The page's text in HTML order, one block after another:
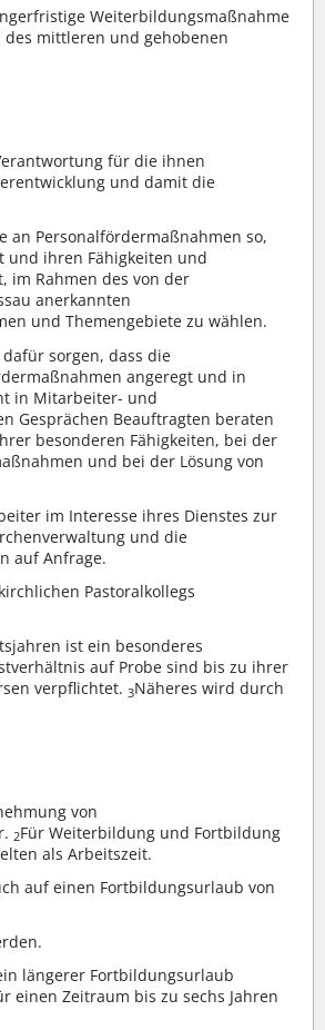
Weiterbildungsmaßnahme
mittleren und gehobenen
für die ihnen
und damit die
Personalfördermaßnahmen so,
ihren Fähigkeiten und
im Rahmen des von der
anerkannten
und Themengebiete zu wählen.
sorgen, dass die
angeregt und in
in Mitarbeiter- und
Gesprächen Beauftragten beraten
besonderen Fähigkeiten, bei der
und bei der Lösung von
im Interesse ihres Dienstes zur
und die
auf Anfrage.
Pastoralkollegs
ist ein besonderes
auf Probe sind bis zu ihrer
verpflichtet.3Näheres wird durch
von
2Für Weiterbildung und Fortbildung
als Arbeitszeit.
auf einen Fortbildungsurlaub von
längerer Fortbildungsurlaub
einen Zeitraum bis zu sechs Jahren